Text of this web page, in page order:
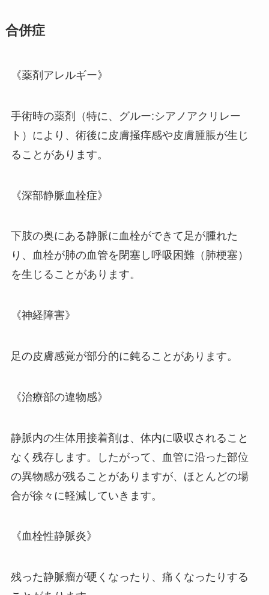
合併症
《薬剤アレルギー》
手術時の薬剤（特に、グルー:シアノアクリレー
ト）により、術後に皮膚掻痒感や皮膚腫脹が生じ
ることがあります。
《深部静脈血栓症》
下肢の奥にある静脈に血栓ができて足が腫れた
り、血栓が肺の血管を閉塞し呼吸困難（肺梗塞）
を生じることがあります。
《神経障害》
足の皮膚感覚が部分的に鈍ることがあります。
《治療部の違物感》
静脈内の生体用接着剤は、体内に吸収されること
なく残存します。したがって、血管に沿った部位
の異物感が残ることがありますが、ほとんどの場
合が徐々に軽減していきます。
《血栓性静脈炎》
残った静脈瘤が硬くなったり、痛くなったりする